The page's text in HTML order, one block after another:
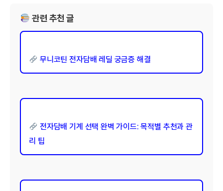
관련 추천 글
무니코틴 전자담배 레딜 궁금증 해결
전자담배 기계 선택 완벽 가이드: 목적별 추천과 관
리 팁